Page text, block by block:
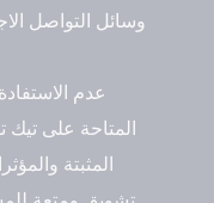
وسائل التواصل
عدم
المتاحة على تيك
المثبتة